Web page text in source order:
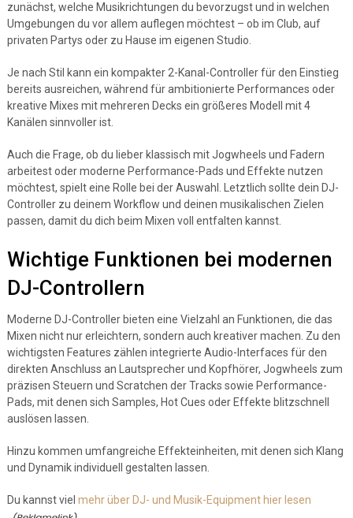
zunächst, welche Musikrichtungen du bevorzugst und in welchen
Umgebungen du vor allem auflegen möchtest – ob im Club, auf
privaten Partys oder zu Hause im eigenen Studio.
Je nach Stil kann ein kompakter 2-Kanal-Controller für den Einstieg
bereits ausreichen, während für ambitionierte Performances oder
kreative Mixes mit mehreren Decks ein größeres Modell mit 4
Kanälen sinnvoller ist.
Auch die Frage, ob du lieber klassisch mit Jogwheels und Fadern
arbeitest oder moderne Performance-Pads und Effekte nutzen
möchtest, spielt eine Rolle bei der Auswahl. Letztlich sollte dein DJ-
Controller zu deinem Workflow und deinen musikalischen Zielen
passen, damit du dich beim Mixen voll entfalten kannst.
Wichtige Funktionen bei modernen
DJ-Controllern
Moderne DJ-Controller bieten eine Vielzahl an Funktionen, die das
Mixen nicht nur erleichtern, sondern auch kreativer machen. Zu den
wichtigsten Features zählen integrierte Audio-Interfaces für den
direkten Anschluss an Lautsprecher und Kopfhörer, Jogwheels zum
präzisen Steuern und Scratchen der Tracks sowie Performance-
Pads, mit denen sich Samples, Hot Cues oder Effekte blitzschnell
auslösen lassen.
Hinzu kommen umfangreiche Effekteinheiten, mit denen sich Klang
und Dynamik individuell gestalten lassen.
Du kannst viel mehr über DJ- und Musik-Equipment hier lesen